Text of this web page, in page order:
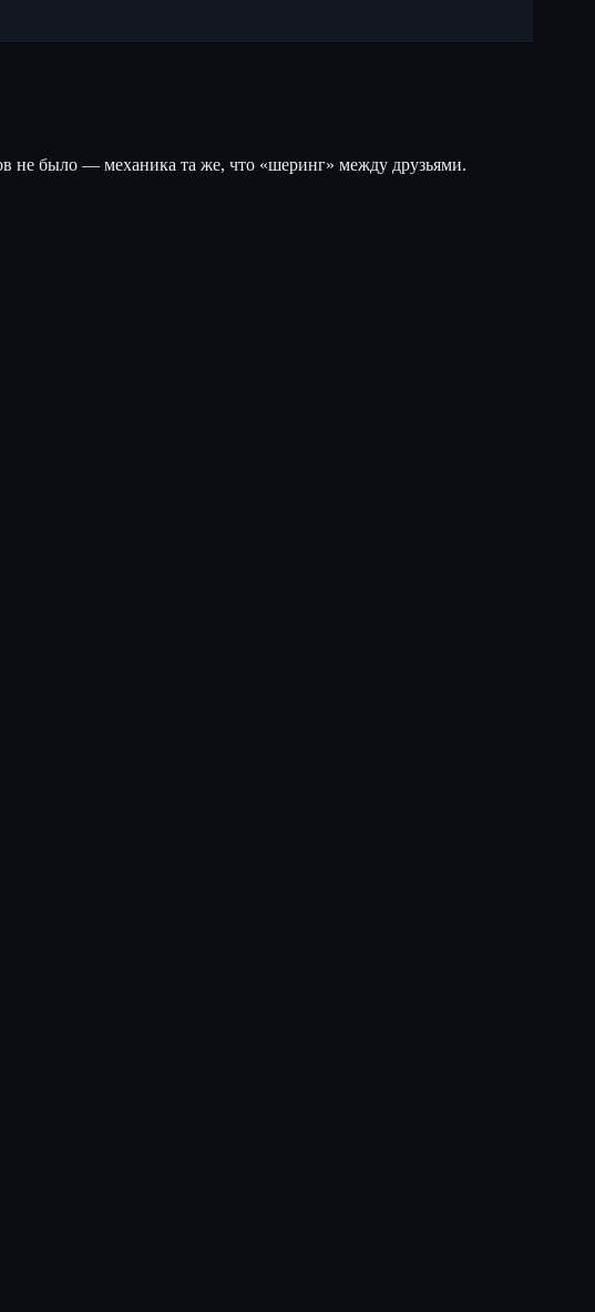
не было — механика та же, что «шеринг» между друзьями.